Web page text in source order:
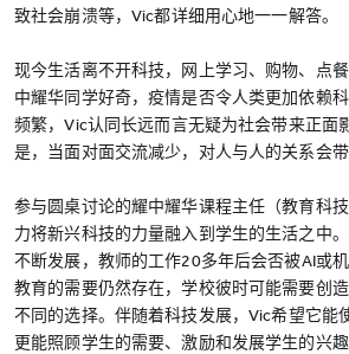
致社会崩溃等，Vic都详细用心地一一解答。
现今生活离不开科技，网上学习、购物、点
中耀华同学好奇，疫情是否令人类更加依赖
频繁，Vic认同长远而言无疑为社会带来正面
是，当面对面交流减少，对人与人的关系会
参与圆桌讨论的耀中耀华课程主任（教育科
力将新兴科技的力量融入到学生的生活之中
不断发展，教师的工作20多年后会否被AI或
教育的需要仍然存在，学校彼时可能需要创
不同的选择。伴随着科技发展，Vic希望它能
更能照顾学生的需要、激励和发展学生的兴